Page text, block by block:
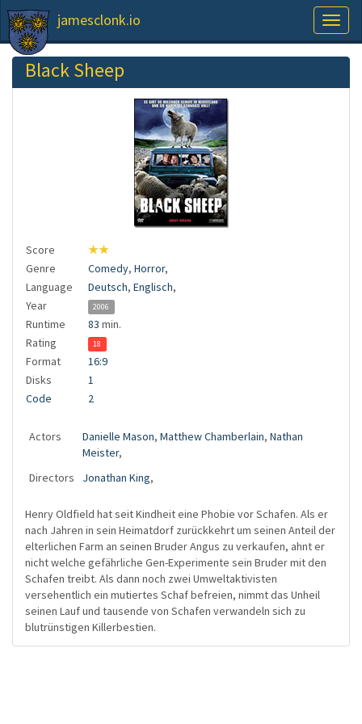
jamesclonk.io
Black Sheep
Score
★★
Genre
Comedy, Horror,
Language
Deutsch, Englisch,
Year
2006
Runtime 83 min.
Rating
18
Format
16:9
Disks
1
Code
2
Actors Danielle Mason, Matthew Chamberlain, Nathan
Meister,
Directors
Jonathan King,
Henry Oldfield hat seit Kindheit eine Phobie vor Schafen. Als er
nach Jahren in sein Heimatdorf zurückkehrt um seinen Anteil der
elterlichen Farm an seinen Bruder Angus zu verkaufen, ahnt er
nicht welche gefährliche Gen-Experimente sein Bruder mit den
Schafen treibt. Als dann noch zwei Umweltaktivisten
versehentlich ein mutiertes Schaf befreien, nimmt das Unheil
seinen Lauf und tausende von Schafen verwandeln sich zu
blutrünstigen Killerbestien.